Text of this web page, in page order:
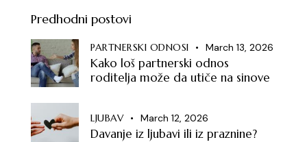
Predhodni postovi
PARTNERSKI ODNOSI March 13, 2026
Kako loš partnerski odnos
roditelja može da utiče na sinove
LJUBAV March 12, 2026
Davanje iz ljubavi ili iz praznine?